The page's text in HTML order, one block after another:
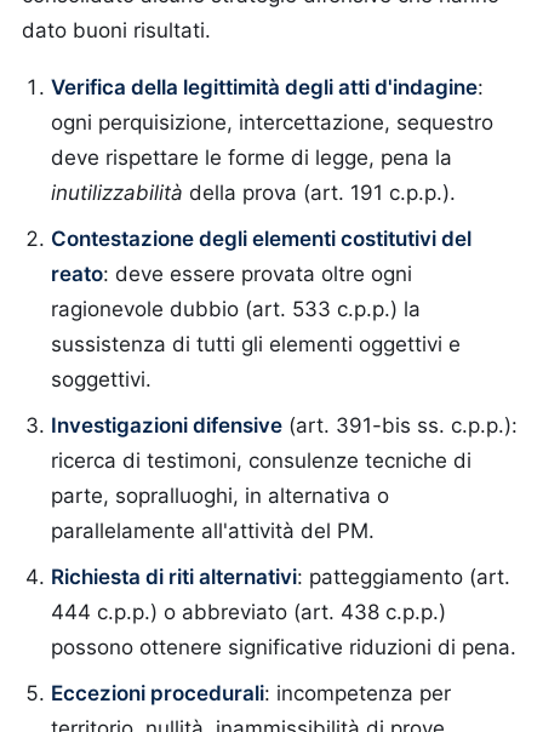
dato buoni risultati.
Verifica della legittimità degli atti d'indagine:
ogni perquisizione, intercettazione, sequestro
deve rispettare le forme di legge, pena la
inutilizzabilità della prova (art. 191 c.p.p.).
Contestazione degli elementi costitutivi del
reato: deve essere provata oltre ogni
ragionevole dubbio (art. 533 c.p.p.) la
sussistenza di tutti gli elementi oggettivi e
soggettivi.
Investigazioni difensive (art. 391-bis ss. c.p.p.):
ricerca di testimoni, consulenze tecniche di
parte, sopralluoghi, in alternativa o
parallelamente all'attività del PM.
Richiesta di riti alternativi: patteggiamento (art.
444 c.p.p.) o abbreviato (art. 438 c.p.p.)
possono ottenere significative riduzioni di pena.
Eccezioni procedurali: incompetenza per